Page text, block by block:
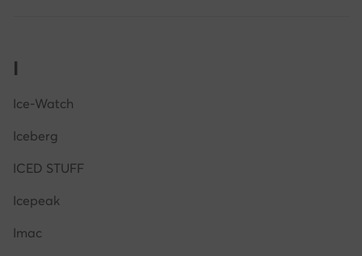
I
Ice-Watch
Iceberg
ICED STUFF
Icepeak
Imac